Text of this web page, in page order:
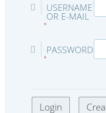
USERNAME
OR E-MAIL
*
PASSWORD
*